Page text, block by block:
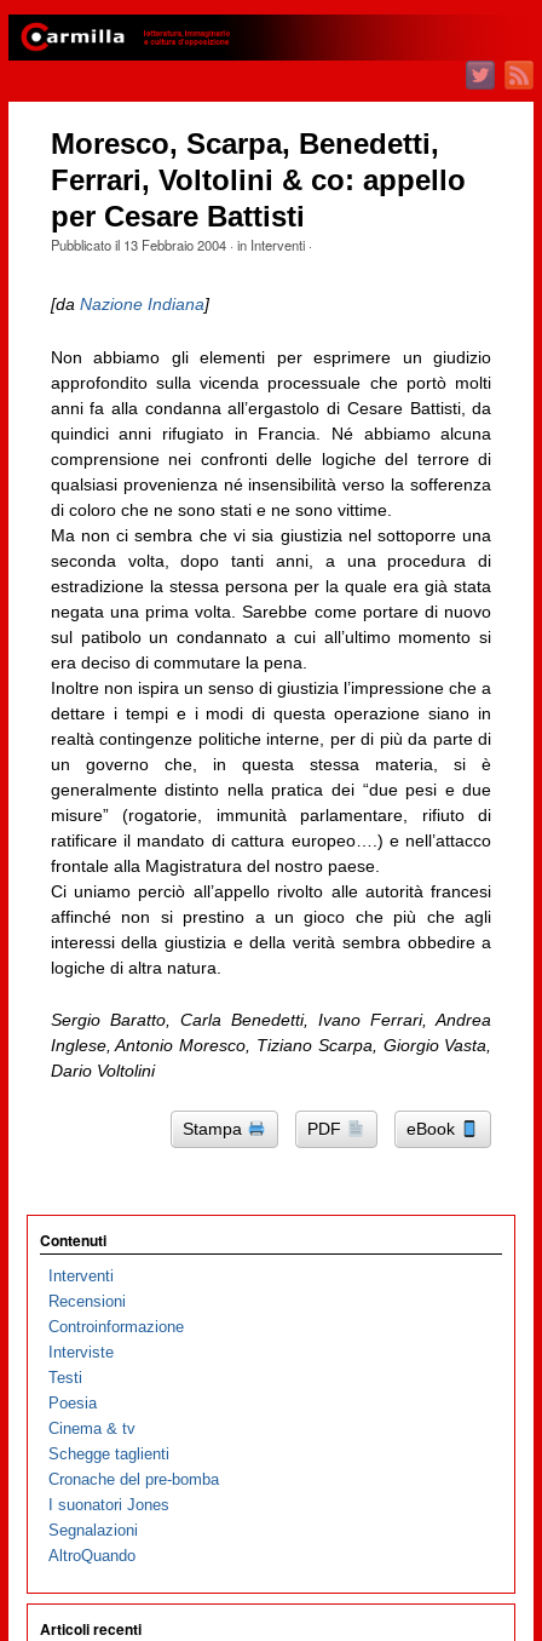
Moresco, Scarpa, Benedetti,
Ferrari, Voltolini & co: appello
per Cesare Battisti
Pubblicato il 13 Febbraio 2004· in Interventi·
[da Nazione Indiana]
Non abbiamo gli elementi per esprimere un giudizio
approfondito sulla vicenda processuale che portò molti
anni fa alla condanna all’ergastolo di Cesare Battisti, da
quindici anni rifugiato in Francia. Né abbiamo alcuna
comprensione nei confronti delle logiche del terrore di
qualsiasi provenienza né insensibilità verso la sofferenza
di coloro che ne sono stati e ne sono vittime.
Ma non ci sembra che vi sia giustizia nel sottoporre una
seconda volta, dopo tanti anni, a una procedura di
estradizione la stessa persona per la quale era già stata
negata una prima volta. Sarebbe come portare di nuovo
sul patibolo un condannato a cui all’ultimo momento si
era deciso di commutare la pena.
Inoltre non ispira un senso di giustizia l’impressione che a
dettare i tempi e i modi di questa operazione siano in
realtà contingenze politiche interne, per di più da parte di
un governo che, in questa stessa materia, si è
generalmente distinto nella pratica dei “due pesi e due
misure” (rogatorie, immunità parlamentare, rifiuto di
ratificare il mandato di cattura europeo….) e nell’attacco
frontale alla Magistratura del nostro paese.
Ci uniamo perciò all’appello rivolto alle autorità francesi
affinché non si prestino a un gioco che più che agli
interessi della giustizia e della verità sembra obbedire a
logiche di altra natura.
Sergio Baratto, Carla Benedetti, Ivano Ferrari, Andrea
Inglese, Antonio Moresco, Tiziano Scarpa, Giorgio Vasta,
Dario Voltolini
Stampa PDF eBook
Contenuti
Interventi
Recensioni
Controinformazione
Interviste
Testi
Poesia
Cinema & tv
Schegge taglienti
Cronache del pre-bomba
I suonatori Jones
Segnalazioni
AltroQuando
Articoli recenti